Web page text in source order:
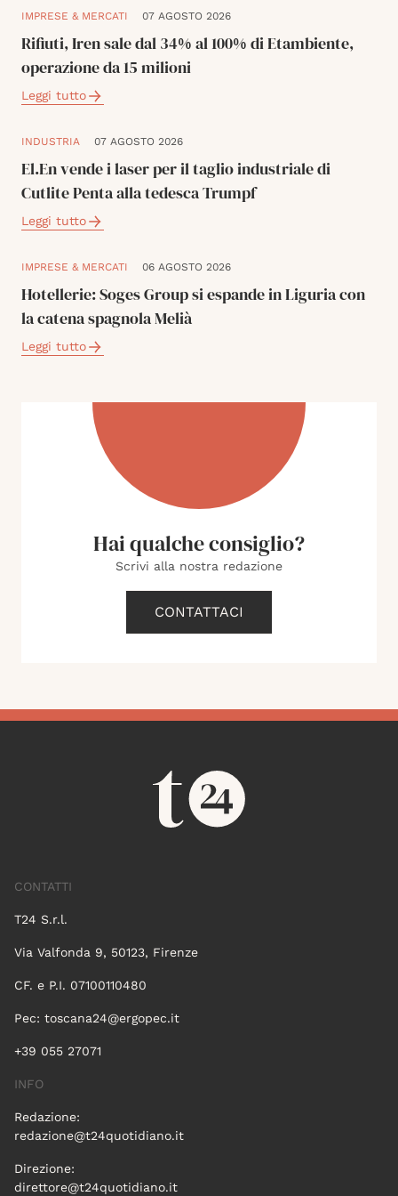
IMPRESE & MERCATI 07 AGOSTO 2026
Rifiuti, Iren sale dal 34% al 100% di Etambiente,
operazione da 15 milioni
Leggi tutto
INDUSTRIA 07 AGOSTO 2026
El.En vende i laser per il taglio industriale di
Cutlite Penta alla tedesca Trumpf
Leggi tutto
IMPRESE & MERCATI 06 AGOSTO 2026
Hotellerie: Soges Group si espande in Liguria con
la catena spagnola Melià
Leggi tutto
Hai qualche consiglio?
Scrivi alla nostra redazione
CONTATTACI
CONTATTI
T24 S.r.l.
Via Valfonda 9, 50123, Firenze
CF. e P.I. 07100110480
Pec: toscana24@ergopec.it
+39 055 27071
INFO
Redazione:
redazione@t24quotidiano.it
Direzione:
direttore@t24quotidiano.it